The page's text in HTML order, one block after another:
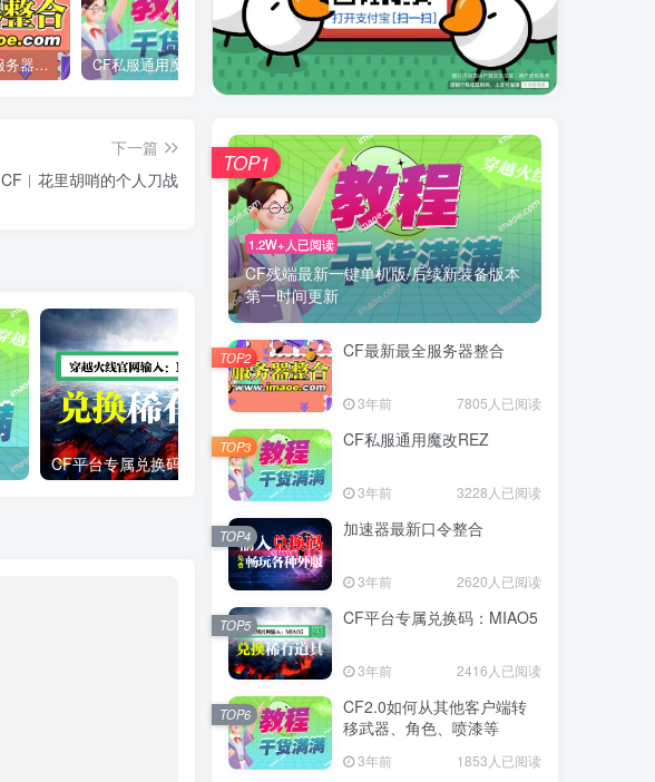
CF最新最全服务器整合 CF私服通用魔改REZ 加速器最新口令整合
下一篇
CF︱花里胡哨的个人刀战
CF平台专属兑换码：MIAO5 Rage3.0服客户端2024/09/27
1.2W+人已阅读
CF残端最新一键单机版/后续新装备版本
第一时间更新
TOP1
CF最新最全服务器整合
3年前 7805人已阅读
TOP2
CF私服通用魔改REZ
3年前 3228人已阅读
TOP3
加速器最新口令整合
3年前 2620人已阅读
TOP4
CF平台专属兑换码：MIAO5
3年前 2416人已阅读
TOP5
CF2.0如何从其他客户端转
移武器、角色、喷漆等
3年前 1853人已阅读
TOP6